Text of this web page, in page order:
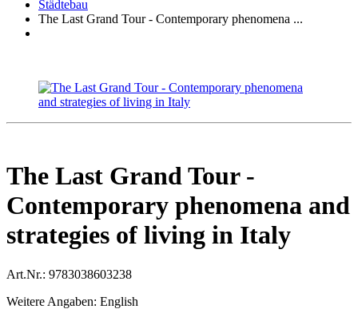
Städtebau
The Last Grand Tour - Contemporary phenomena ...
The Last Grand Tour -
Contemporary phenomena and
strategies of living in Italy
Art.Nr.: 9783038603238
Weitere Angaben: English